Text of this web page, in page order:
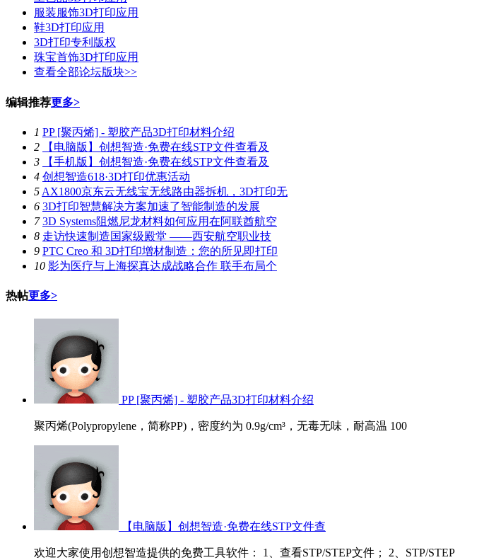
服装服饰3D打印应用
鞋3D打印应用
3D打印专利版权
珠宝首饰3D打印应用
查看全部论坛版块>>
编辑推荐更多>
1 PP [聚丙烯] - 塑胶产品3D打印材料介绍
2
【电脑版】创想智造·免费在线STP文件查看及
3
【手机版】创想智造·免费在线STP文件查看及
4 创想智造618·3D打印优惠活动
5 AX1800京东云无线宝无线路由器拆机，3D打印无
6 3D打印智慧解决方案加速了智能制造的发展
7 3D Systems阻燃尼龙材料如何应用在阿联酋航空
8 走访快速制造国家级殿堂 ——西安航空职业技
9 PTC Creo 和 3D打印增材制造：您的所见即打印
10 影为医疗与上海探真达成战略合作 联手布局个
热帖更多>
PP [聚丙烯] - 塑胶产品3D打印材料介绍
聚丙烯(Polypropylene，简称PP)，密度约为 0.9g/cm³，无毒无味，耐高温 100
【电脑版】创想智造·免费在线STP文件查
欢迎大家使用创想智造提供的免费工具软件： 1、查看STP/STEP文件； 2、STP/STEP